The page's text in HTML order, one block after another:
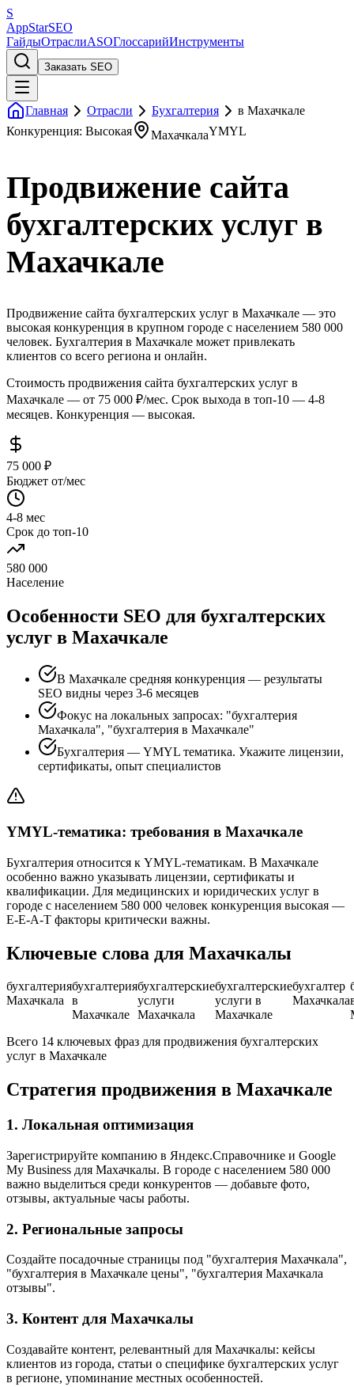
S
AppStarSEO
ГайдыОтраслиASOГлоссарийИнструменты
Заказать SEO
Главная Отрасли Бухгалтерия
в Махачкале
Конкуренция: Высокая
МахачкалаYMYL
Продвижение сайта
бухгалтерских услуг в
Махачкале
Продвижение сайта бухгалтерских услуг в Махачкале — это
высокая конкуренция в крупном городе с населением 580 000
человек. Бухгалтерия в Махачкале может привлекать
клиентов со всего региона и онлайн.
Стоимость продвижения сайта бухгалтерских услуг в
Махачкале — от 75 000 ₽/мес. Срок выхода в топ-10 — 4-8
месяцев. Конкуренция — высокая.
75 000 ₽
Бюджет от/мес
4-8 мес
Срок до топ-10
580 000
Население
Особенности SEO для бухгалтерских
услуг в Махачкале
В Махачкале средняя конкуренция — результаты
SEO видны через 3-6 месяцев
Фокус на локальных запросах: "бухгалтерия
Махачкала", "бухгалтерия в Махачкале"
Бухгалтерия — YMYL тематика. Укажите лицензии,
сертификаты, опыт специалистов
YMYL-тематика: требования в Махачкале
Бухгалтерия относится к YMYL-тематикам. В Махачкале
особенно важно указывать лицензии, сертификаты и
квалификации. Для медицинских и юридических услуг в
городе с населением 580 000 человек конкуренция высокая —
E-E-A-T факторы критически важны.
Ключевые слова для Махачкалы
бухгалтерия
Махачкала
бухгалтерия
в
Махачкале
бухгалтерские
услуги
Махачкала
бухгалтерские
услуги в
Махачкале
бухгалтер
Махачкала
Всего 14 ключевых фраз для продвижения бухгалтерских
услуг в Махачкале
Стратегия продвижения в Махачкале
1. Локальная оптимизация
Зарегистрируйте компанию в Яндекс.Справочнике и Google
My Business для Махачкалы. В городе с населением 580 000
важно выделиться среди конкурентов — добавьте фото,
отзывы, актуальные часы работы.
2. Региональные запросы
Создайте посадочные страницы под "бухгалтерия Махачкала",
"бухгалтерия в Махачкале цены", "бухгалтерия Махачкала
отзывы".
3. Контент для Махачкалы
Создавайте контент, релевантный для Махачкалы: кейсы
клиентов из города, статьи о специфике бухгалтерских услуг
в регионе, упоминание местных особенностей.